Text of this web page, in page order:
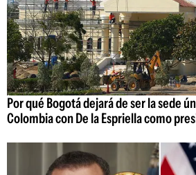
Por qué Bogotá dejará de ser la sede
Colombia con De la Espriella como